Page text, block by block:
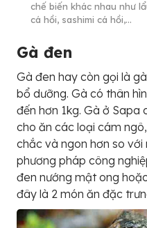
chế biến khác nhau như
cá hồi, sashimi cá hồi,…
Gà đen
Gà đen hay còn gọi là
bổ dưỡng. Gà có thân
đến hơn 1kg. Gà ở Sapa
cho ăn các loại cám
chắc và ngon hơn so với
phương pháp công
đen nướng mật ong
đây là 2 món ăn đặc